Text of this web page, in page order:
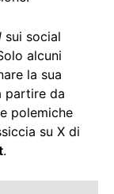
sui social
alcuni
la sua
partire da
polemiche
su X di
.